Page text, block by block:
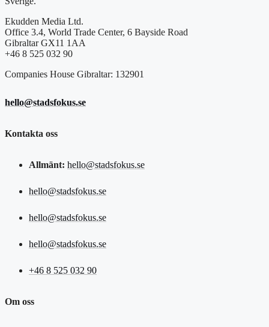
Ekudden Media Ltd.
Office 3.4, World Trade Center, 6 Bayside Road
Gibraltar GX11 1AA
+46 8 525 032 90
Companies House Gibraltar: 132901
hello@stadsfokus.se
Kontakta oss
Allmänt: hello@stadsfokus.se
hello@stadsfokus.se
hello@stadsfokus.se
hello@stadsfokus.se
+46 8 525 032 90
Om oss